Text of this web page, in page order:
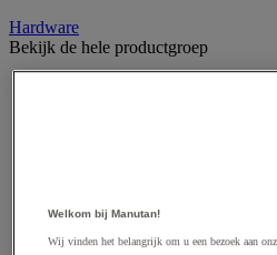
Hardware
Bekijk de hele productgroep
Draadstift
Haak en schroefoog
Welkom bij Manutan!
Wij vinden het belangrijk om u een bezoek aan